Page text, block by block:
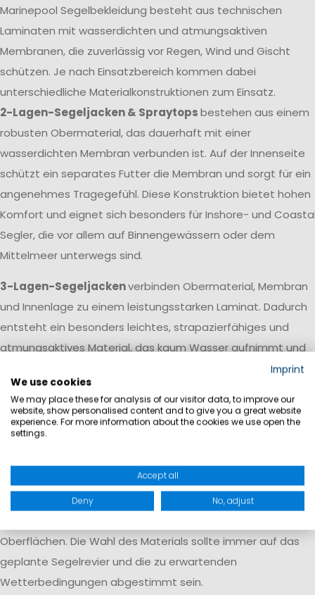
Marinepool Segelbekleidung besteht aus technischen
Laminaten mit wasserdichten und atmungsaktiven
Membranen, die zuverlässig vor Regen, Wind und Gischt
schützen. Je nach Einsatzbereich kommen dabei
unterschiedliche Materialkonstruktionen zum Einsatz.
2-Lagen-Segeljacken & Spraytopsbestehen aus einem
robusten Obermaterial, das dauerhaft mit einer
wasserdichten Membran verbunden ist. Auf der Innenseite
schützt ein separates Futter die Membran und sorgt für ein
angenehmes Tragegefühl. Diese Konstruktion bietet hohen
Komfort und eignet sich besonders für Inshore- und
Segler, die vor allem auf Binnengewässern oder dem
Mittelmeer unterwegs sind.
3-Lagen-Segeljackenverbinden Obermaterial, Membran
und Innenlage zu einem leistungsstarken Laminat. Dadurch
entsteht ein besonders leichtes, strapazierfähiges und
atmungsaktives Material, das kaum Wasser aufnimmt und
schnell trocknet. Diese Konstruktion wird vor allem bei
Offshore-Segeljacken und professioneller Segelbekleidung
eingesetzt, die auch bei langen Hochseetörns und
Wetterbedingungen zuverlässig schützt.
wichtige Rolle. Hochwertige Segeljacken verfügen über
verstärkte Bereiche an besonders beanspruchten Stellen,
Oberflächen. Die Wahl des Materials sollte immer auf das
geplante Segelrevier und die zu erwartenden
Wetterbedingungen abgestimmt sein.
Imprint
We use cookies
We may place these for analysis of our visitor data, to improve our
website, show personalised content and to give you a great website
experience. For more information about the cookies we use open the
settings.
Accept all
Deny No, adjust